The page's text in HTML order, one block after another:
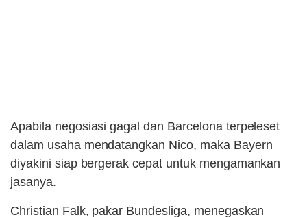
Apabila negosiasi gagal dan Barcelona terpeleset
dalam usaha mendatangkan Nico, maka Bayern
diyakini siap bergerak cepat untuk mengamankan
jasanya.
Christian Falk, pakar Bundesliga, menegaskan